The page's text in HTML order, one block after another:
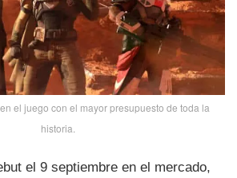
el juego con el mayor presupuesto de toda la
historia.
el 9 septiembre en el mercado,